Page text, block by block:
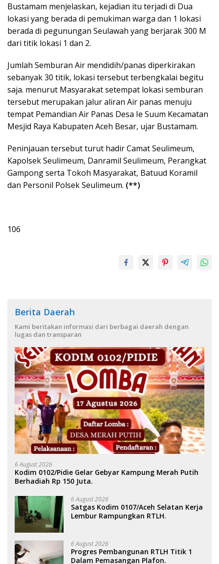
Bustamam menjelaskan, kejadian itu terjadi di Dua
lokasi yang berada di pemukiman warga dan 1 lokasi
berada di pegunungan Seulawah yang berjarak 300 M
dari titik lokasi 1 dan 2.
Jumlah Semburan Air mendidih/panas diperkirakan
sebanyak 30 titik, lokasi tersebut terbengkalai begitu
saja. menurut Masyarakat setempat lokasi semburan
tersebut merupakan jalur aliran Air panas menuju
tempat Pemandian Air Panas Desa Ie Suum Kecamatan
Mesjid Raya Kabupaten Aceh Besar, ujar Bustamam.
Peninjauan tersebut turut hadir Camat Seulimeum,
Kapolsek Seulimeum, Danramil Seulimeum, Perangkat
Gampong serta Tokoh Masyarakat, Batuud Koramil
dan Personil Polsek Seulimeum. (**)
106
Berita Daerah
Kami beritakan informasi dari berbagai daerah dengan
lugas dan transparan
6 August 2026
Kodim 0102/Pidie Gelar Gebyar Kampung Merah Putih
Berhadiah Rp 150 Juta.
6 August 2026
Satgas Kodim 0107/Aceh Selatan Kerja
Lembur Rampungkan RTLH.
6 August 2026
Progres Pembangunan RTLH Titik 1
Dalam Pemasangan Plafon.